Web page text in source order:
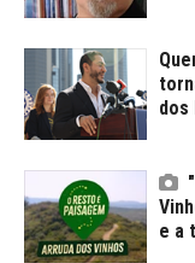
dos
e a